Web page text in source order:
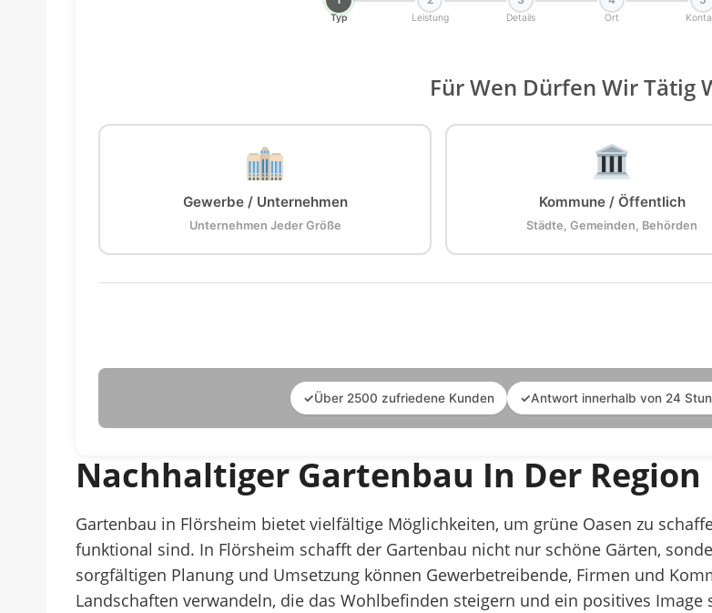
Typ Leistung Details Ort
Für Wen Dürfen Wir Tätig
Gewerbe / Unternehmen
Unternehmen Jeder Größe
Kommune / Öffentlich
Städte, Gemeinden, Behörden
✓Über 2500 zufriedene Kunden ✓Antwort innerhalb von 24
Nachhaltiger Gartenbau In Der Region
Gartenbau in Flörsheim bietet vielfältige Möglichkeiten, um grüne Oasen zu
funktional sind. In Flörsheim schafft der Gartenbau nicht nur schöne Gärten,
sorgfältigen Planung und Umsetzung können Gewerbetreibende, Firmen und
Landschaften verwandeln, die das Wohlbefinden steigern und ein positives Image